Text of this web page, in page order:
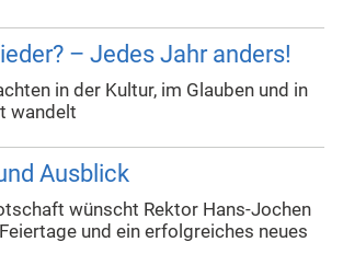
– Jedes Jahr anders!
in der Kultur, im Glauben und in
wandelt
Ausblick
wünscht Rektor Hans-Jochen
und ein erfolgreiches neues